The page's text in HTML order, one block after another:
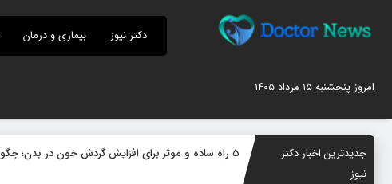
دکتر نیوز بیماری و درمان
امروز پنجشنبه ۱۵ مرداد ۱۴۰۵
جدیدترین اخبار دکتر
نیوز
۵ راه ساده و موثر برای افزایش گردش خون در بدن؛ چگونه جریان خون را بهبود دهیم؟